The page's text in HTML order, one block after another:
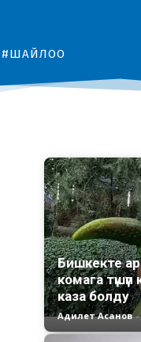
#ШАЙЛОО
Бишкекте
комага
каза болду
Адилет Асанов -